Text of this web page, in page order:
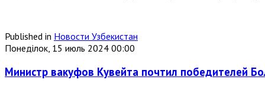
Published in Новости Узбекистан
Понеділок, 15 июль 2024 00:00
Министр вакуфов Кувейта почтил победителей